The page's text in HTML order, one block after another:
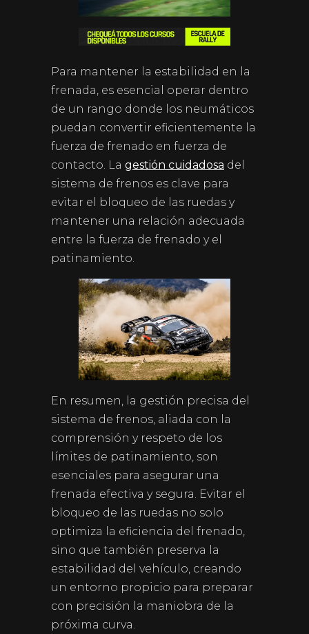
Para mantener la estabilidad en la
frenada, es esencial operar dentro
de un rango donde los neumáticos
puedan convertir eficientemente la
fuerza de frenado en fuerza de
contacto. La gestión cuidadosa del
sistema de frenos es clave para
evitar el bloqueo de las ruedas y
mantener una relación adecuada
entre la fuerza de frenado y el
patinamiento.
En resumen, la gestión precisa del
sistema de frenos, aliada con la
comprensión y respeto de los
límites de patinamiento, son
esenciales para asegurar una
frenada efectiva y segura. Evitar el
bloqueo de las ruedas no solo
optimiza la eficiencia del frenado,
sino que también preserva la
estabilidad del vehículo, creando
un entorno propicio para preparar
con precisión la maniobra de la
próxima curva.